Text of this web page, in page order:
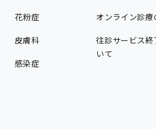
花粉症
皮膚科
感染症
オンライン診療
往診サービス終
いて